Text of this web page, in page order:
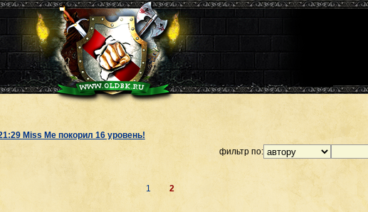
Miss Me покорил 16 уровень!
фильтр по:
1 2